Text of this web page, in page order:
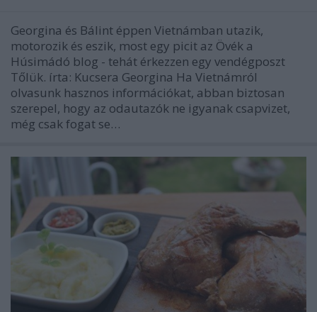
Georgina és Bálint éppen Vietnámban utazik,
motorozik és eszik, most egy picit az Övék a
Húsimádó blog - tehát érkezzen egy vendégposzt
Tőlük. írta: Kucsera Georgina Ha Vietnámról
olvasunk hasznos információkat, abban biztosan
szerepel, hogy az odautazók ne igyanak csapvizet,
még csak fogat se…